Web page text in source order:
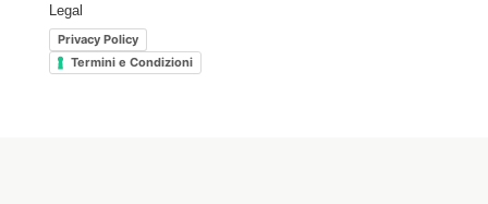
Legal
Privacy Policy
Termini e Condizioni